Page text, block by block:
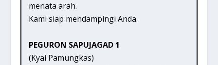
menata arah.
Kami siap mendampingi Anda.
PEGURON SAPUJAGAD 1
(Kyai Pamungkas)